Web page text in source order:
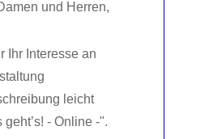
und Herren,
Ihr Interesse an
leicht
- Online -".